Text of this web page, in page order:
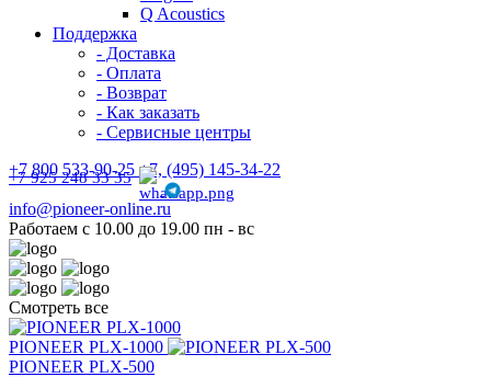
Q Acoustics
Поддержка
- Доставка
- Оплата
- Возврат
- Как заказать
- Сервисные центры
+7 800 533-90-25 +7, (495) 145-34-22
+7 925 248 33 35
info@pioneer-online.ru
Работаем с 10.00 до 19.00 пн - вс
Смотреть все
PIONEER PLX-1000
PIONEER PLX-500